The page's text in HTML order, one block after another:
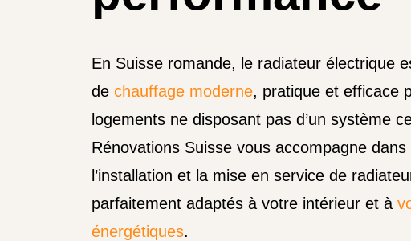
En Suisse romande, le radiateur électrique
de chauffage moderne, pratique et efficace
logements ne disposant pas d’un système
Rénovations Suisse vous accompagne dans
l’installation et la mise en service de
parfaitement adaptés à votre intérieur et à
énergétiques.